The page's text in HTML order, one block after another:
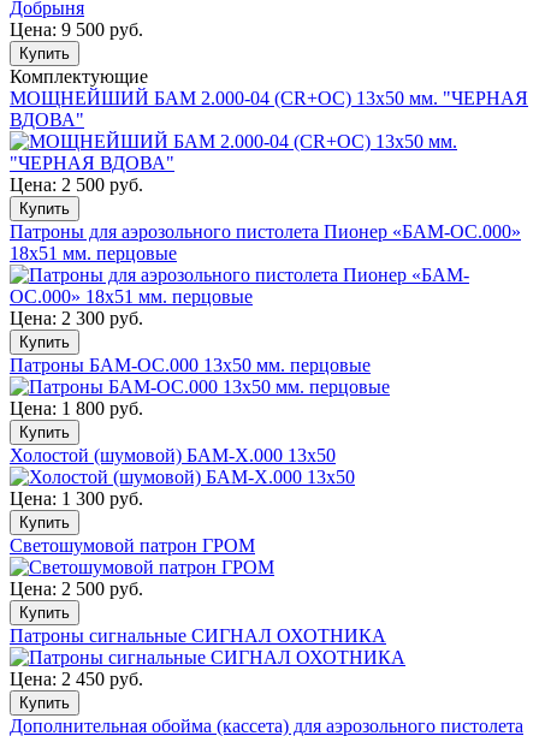
Цена: 9 500 руб.
Комплектующие
МОЩНЕЙШИЙ БАМ 2.000-04 (CR+ОС) 13х50 мм. "ЧЕРНАЯ
ВДОВА"
Цена: 2 500 руб.
Патроны для аэрозольного пистолета Пионер «БАМ-ОС.000»
18х51 мм. перцовые
Цена: 2 300 руб.
Патроны БАМ-ОС.000 13х50 мм. перцовые
Цена: 1 800 руб.
Холостой (шумовой) БАМ-Х.000 13х50
Цена: 1 300 руб.
Светошумовой патрон ГРОМ
Цена: 2 500 руб.
Патроны сигнальные СИГНАЛ ОХОТНИКА
Цена: 2 450 руб.
Дополнительная обойма (кассета) для аэрозольного пистолета